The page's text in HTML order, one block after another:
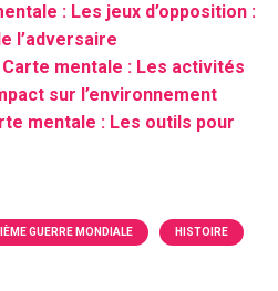
: Les jeux d’opposition :
l’adversaire
mentale : Les activités
sur l’environnement
mentale : Les outils pour
GUERRE MONDIALE HISTOIRE